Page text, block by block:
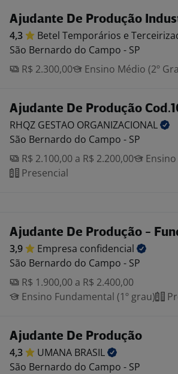
Ajudante De Produção
4,3 Betel Temporários e
São Bernardo do Campo - SP
R$ 2.300,00
Ensino Médio (2º
Ajudante De Produção
RHQZ GESTAO ORGANIZACIONAL
São Bernardo do Campo - SP
R$ 2.100,00 a R$ 2.200,00
Presencial
Ajudante De Produção -
3,9 Empresa confidencial
São Bernardo do Campo - SP
R$ 1.900,00 a R$ 2.400,00
Ensino Fundamental (1º grau)
Ajudante De Produção
4,3 UMANA BRASIL
São Bernardo do Campo - SP